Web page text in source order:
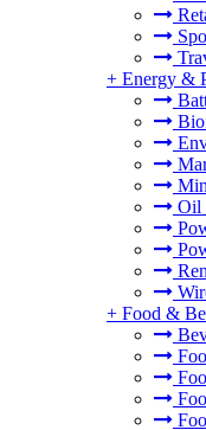
+ Energy &
Oil
+ Food &